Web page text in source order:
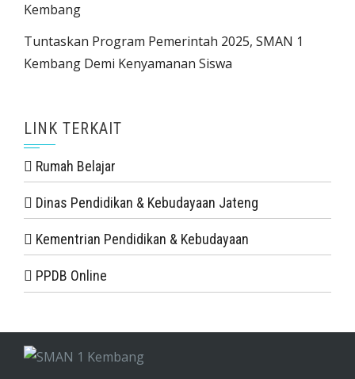
Kembang
Tuntaskan Program Pemerintah 2025, SMAN 1
Kembang Demi Kenyamanan Siswa
LINK TERKAIT
Rumah Belajar
Dinas Pendidikan & Kebudayaan Jateng
Kementrian Pendidikan & Kebudayaan
PPDB Online